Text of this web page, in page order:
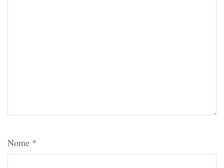
Nome *